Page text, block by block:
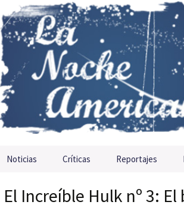
Saltar al contenido
Noticias Críticas Reportajes
El Increíble Hulk nº 3: